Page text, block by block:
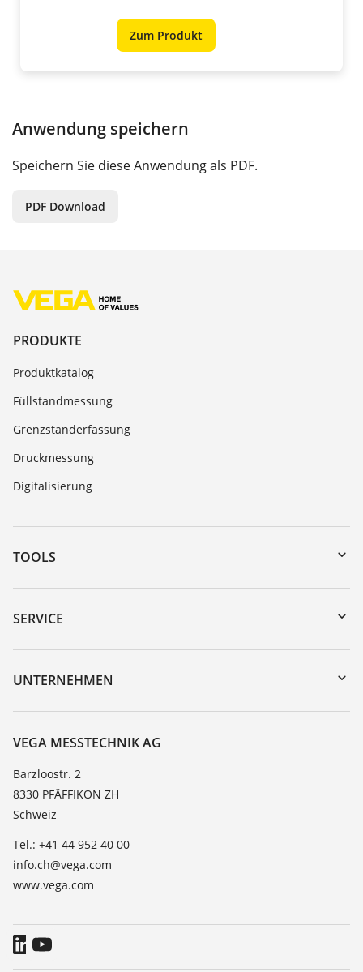
Zum Produkt
Anwendung speichern
Speichern Sie diese Anwendung als PDF.
PDF Download
PRODUKTE
Produktkatalog
Füllstandmessung
Grenzstanderfassung
Druckmessung
Digitalisierung
TOOLS
Download-Center
Gerätesuche (Seriennummer)
DTM Collection/PACTware
SERVICE
Geräterücksendung
Trainings
TeamViewer
UNTERNEHMEN
Über VEGA
Kontakt
News
Presse
Blog
VEGA MESSTECHNIK AG
Barzloostr. 2
8330 PFÄFFIKON ZH
Schweiz
Tel.: +41 44 952 40 00
info.ch@vega.com
www.vega.com